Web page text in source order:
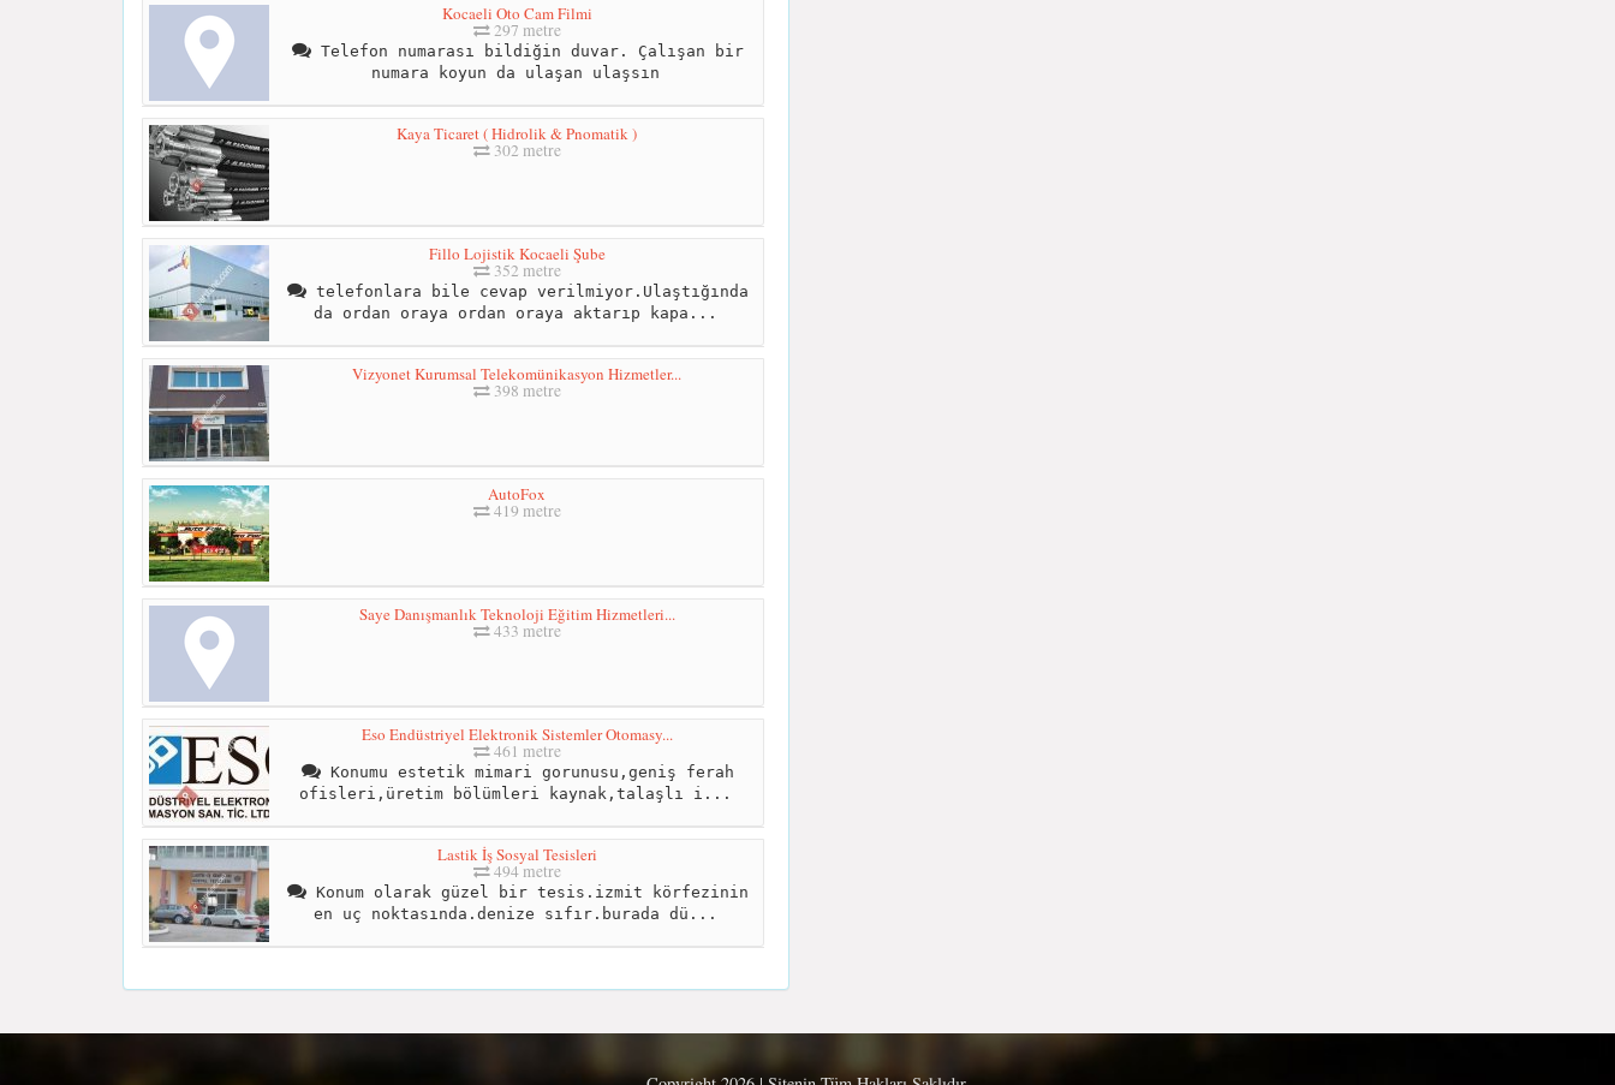
Kocaeli Oto Cam Filmi
297 metre
Telefon numarası bildiğin duvar. Çalışan bir
numara koyun da ulaşan ulaşsın
Kaya Ticaret ( Hidrolik & Pnomatik )
302 metre
Fillo Lojistik Kocaeli Şube
352 metre
telefonlara bile cevap verilmiyor.Ulaştığında
da ordan oraya ordan oraya aktarıp kapa...
Vizyonet Kurumsal Telekomünikasyon Hizmetler...
398 metre
AutoFox
419 metre
Saye Danışmanlık Teknoloji Eğitim Hizmetleri...
433 metre
Eso Endüstriyel Elektronik Sistemler Otomasy...
461 metre
Konumu estetik mimari gorunusu,geniş ferah
ofisleri,üretim bölümleri kaynak,talaşlı i...
Lastik İş Sosyal Tesisleri
494 metre
Konum olarak güzel bir tesis.izmit körfezinin
en uç noktasında.denize sıfır.burada dü...